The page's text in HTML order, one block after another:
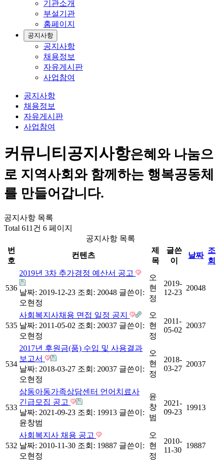
기관소개
부설기관
홈페이지
공지사항
공지사항
채용정보
자유게시판
사업참여
공지사항
채용정보
자유게시판
사업참여
커뮤니티공지사항은혜와 나눔으
로 지역사회와 함께하는 행복공동체
를 만들어갑니다.
공지사항 목록
Total 611건 6 페이지
공지사항 목록
번
호
컨텐츠
제
목
글쓴
이
날짜
조
회
536
2019년 3차 추가경정 예산서 공고
날짜: 2019-12-23 조회: 20048 글쓴이:
오현정
오
현
정
2019-
12-23
20048
535
사회복지사채용 면접 일정 공지
날짜: 2011-05-02 조회: 20037 글쓴이:
오현정
오
현
정
2011-
05-02
20037
534
2017년 후원금(품) 수입 및 사용결과
보고서
날짜: 2018-03-27 조회: 20037 글쓴이:
오현정
오
현
정
2018-
03-27
20037
533
삼동아동가족상담센터 언어치료사
긴급모집 공고
날짜: 2021-09-23 조회: 19913 글쓴이:
윤창범
윤
창
범
2021-
09-23
19913
532
사회복지사 채용 공고
날짜: 2010-11-30 조회: 19887 글쓴이:
오현정
오
현
정
2010-
11-30
19887